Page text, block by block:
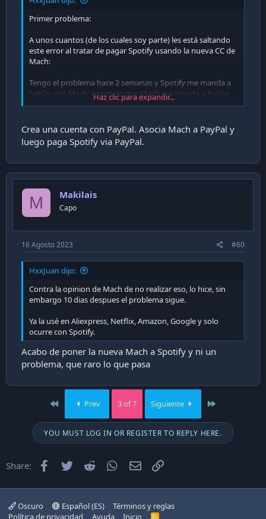
Primer problema:
A unos cuantos (de los cuales soy parte) les está saltando
este error al tratar de pagar Spotify usando la nueva CC de
Mach:
Tengo el problema hace 2 semanas y Spotify me manda a
hablar con Mach, mientras que Mach me manda a hablar
con Spotify.
Cuento corto terminé pagando con la nunca bien
ponderada cuenta vista con visa debito del trabajo
mientras Mach y Spotify juegan al Ping Pong con el
Haz clic para expandir...
Crea una cuenta con PayPal. Asocia Mach a PayPal y
luego paga Spotify via PayPal.
M Makilais
Capo
16 Agosto 2023 #60
HxxJuan dijo:
Contra la opinion de Mach de no realizar eso, lo hice, sin
embargo 10 dias despues el problema sigue.
Ya la usé en Aliexpress, Netflix, Amazon, Google y solo
ocurre con Spotify.
Acabo de poner la nueva Mach a Spotify y ni un
problema, que raro lo que pasa
First Prev 3 of 7 Siguiente
YOU MUST LOG IN OR REGISTER TO REPLY HERE.
Share: Facebook
Twitter Reddit WhatsApp
Email
Oscuro Español (ES)
Términos y reglas
Política de privacidad
Ayuda Inicio R